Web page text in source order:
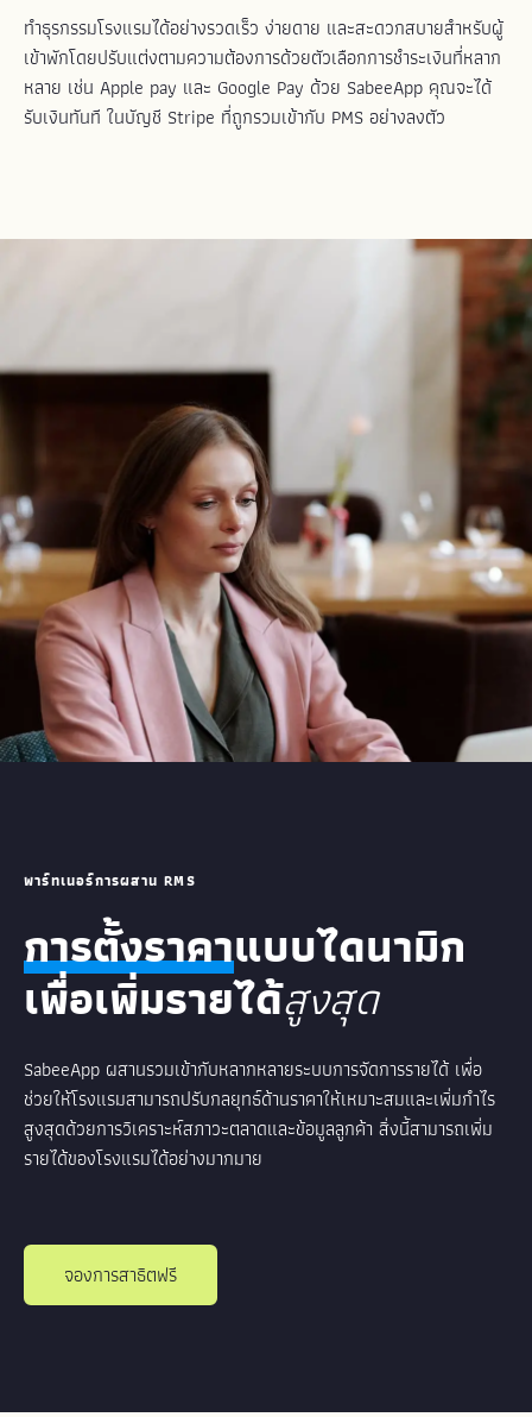
ทำธุรกรรมโรงแรมได้อย่างรวดเร็ว ง่ายดาย และสะดวกสบายสำหรับผู้
เข้าพักโดยปรับแต่งตามความต้องการด้วยตัวเลือกการชำระเงินที่หลาก
หลาย เช่น Apple pay และ Google Pay ด้วย SabeeApp คุณจะได้
รับเงินทันที ในบัญชี Stripe ที่ถูกรวมเข้ากับ PMS อย่างลงตัว
พาร์ทเนอร์การผสาน RMS
การตั้งราคาแบบไดนามิก
เพื่อเพิ่มรายได้สูงสุด
SabeeApp ผสานรวมเข้ากับหลากหลายระบบการจัดการรายได้ เพื่อ
ช่วยให้โรงแรมสามารถปรับกลยุทธ์ด้านราคาให้เหมาะสมและเพิ่มกำไร
สูงสุดด้วยการวิเคราะห์สภาวะตลาดและข้อมูลลูกค้า สิ่งนี้สามารถเพิ่ม
รายได้ของโรงแรมได้อย่างมากมาย
จองการสาธิตฟรี